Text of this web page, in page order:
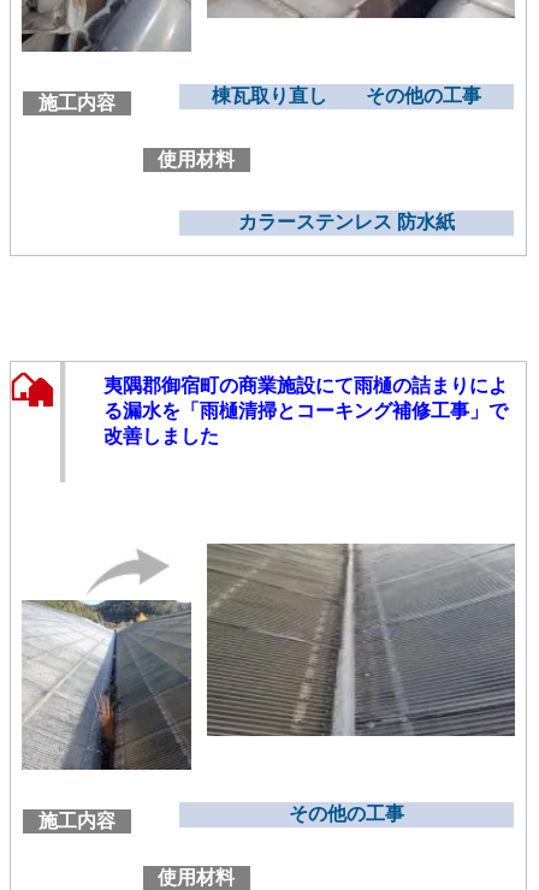
施工内容 棟瓦取り直し その他の工事
使用材料
カラーステンレス 防水紙
夷隅郡御宿町の商業施設にて雨樋の詰まりによ
る漏水を「雨樋清掃とコーキング補修工事」で
改善しました
施工内容 その他の工事
使用材料